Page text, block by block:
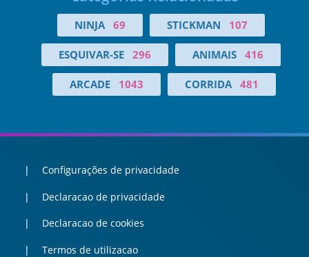
NINJA 69 STICKMAN 107
ESQUIVAR-SE 296 ANIMAIS 416
ARCADE 1043 CORRIDA 481
Configurações de privacidade
Declaracao de privacidade
Declaracao de cookies
Termos de utilizacao